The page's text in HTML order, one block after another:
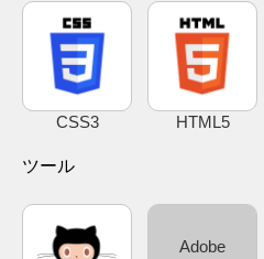
CSS3 HTML5
ツール
Adobe